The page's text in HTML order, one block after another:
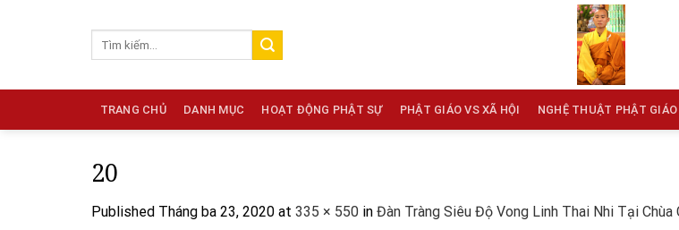
TRANG CHỦ DANH MỤC HOẠT ĐỘNG PHẬT SỰ PHẬT GIÁO VS XÃ HỘI NGHỆ THUẬT PHẬT GIÁO
20
Published Tháng ba 23, 2020 at 335 × 550 in Đàn Tràng Siêu Độ Vong Linh Thai Nhi Tại Chùa